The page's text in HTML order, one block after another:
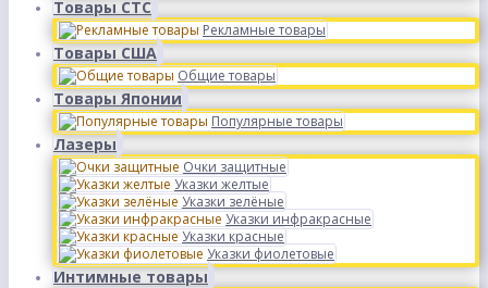
Товары СТС
Рекламные товары
Товары США
Общие товары
Товары Японии
Популярные товары
Лазеры
Очки защитные
Указки желтые
Указки зелёные
Указки инфракрасные
Указки красные
Указки фиолетовые
Интимные товары